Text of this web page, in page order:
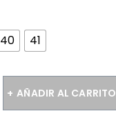
40 41
AÑADIR AL CARRITO